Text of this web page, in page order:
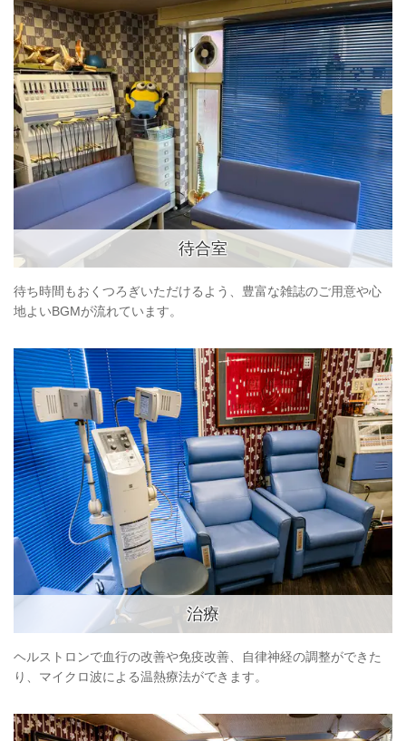
待合室
待ち時間もおくつろぎいただけるよう、豊富な雑誌のご用意や心
地よいBGMが流れています。
治療
ヘルストロンで血行の改善や免疫改善、自律神経の調整ができた
り、マイクロ波による温熱療法ができます。